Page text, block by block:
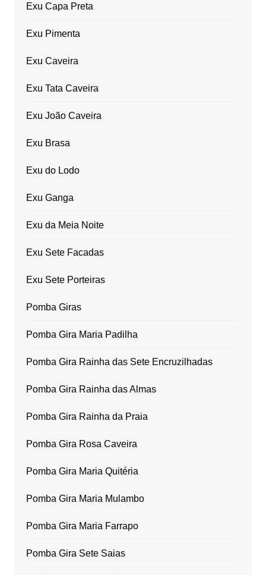
Exu Capa Preta
Exu Pimenta
Exu Caveira
Exu Tata Caveira
Exu João Caveira
Exu Brasa
Exu do Lodo
Exu Ganga
Exu da Meia Noite
Exu Sete Facadas
Exu Sete Porteiras
Pomba Giras
Pomba Gira Maria Padilha
Pomba Gira Rainha das Sete Encruzilhadas
Pomba Gira Rainha das Almas
Pomba Gira Rainha da Praia
Pomba Gira Rosa Caveira
Pomba Gira Maria Quitéria
Pomba Gira Maria Mulambo
Pomba Gira Maria Farrapo
Pomba Gira Sete Saias